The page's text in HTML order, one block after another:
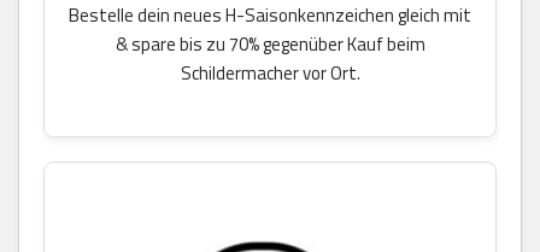
Bestelle dein neues H-Saisonkennzeichen gleich mit
& spare bis zu 70% gegenüber Kauf beim
Schildermacher vor Ort.